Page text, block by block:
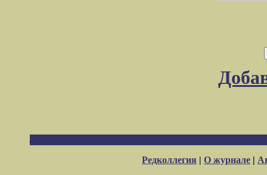
Редколлегия | О журнале |